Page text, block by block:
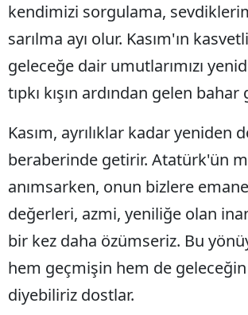
Ardahan
Yalova
Kilis
Osmaniye
Düzce
kendimizi sorgulama,
sarılma ayı olur. Kasım'ın
geleceğe dair umutlarımızı
tıpkı kışın ardından gelen bahar
Kasım, ayrılıklar kadar yeniden
beraberinde getirir. Atatürk'ün
anımsarken, onun bizlere
değerleri, azmi, yeniliğe olan
bir kez daha özümseriz. Bu
hem geçmişin hem de geleceğin
diyebiliriz dostlar.